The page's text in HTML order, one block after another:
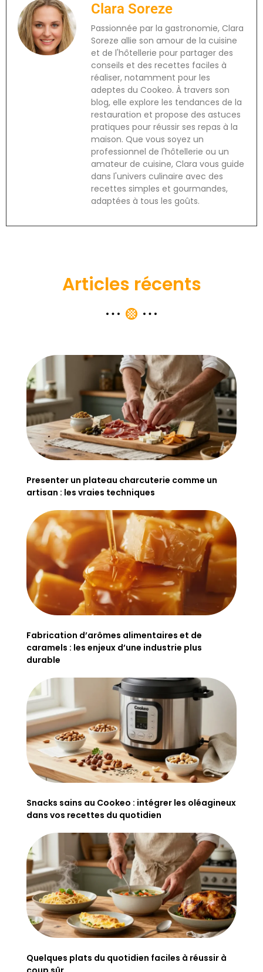
Clara Soreze
Passionnée par la gastronomie, Clara
Soreze allie son amour de la cuisine
et de l'hôtellerie pour partager des
conseils et des recettes faciles à
réaliser, notamment pour les
adeptes du Cookeo. À travers son
blog, elle explore les tendances de la
restauration et propose des astuces
pratiques pour réussir ses repas à la
maison. Que vous soyez un
professionnel de l'hôtellerie ou un
amateur de cuisine, Clara vous guide
dans l'univers culinaire avec des
recettes simples et gourmandes,
adaptées à tous les goûts.
Articles récents
Presenter un plateau charcuterie comme un
artisan : les vraies techniques
Fabrication d’arômes alimentaires et de
caramels : les enjeux d’une industrie plus
durable
Snacks sains au Cookeo : intégrer les oléagineux
dans vos recettes du quotidien
Quelques plats du quotidien faciles à réussir à